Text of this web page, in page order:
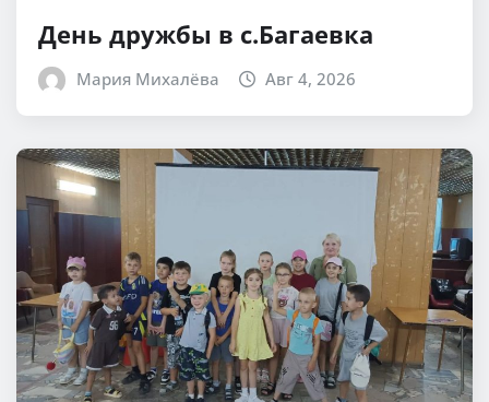
День дружбы в с.Багаевка
Мария Михалёва Авг 4, 2026